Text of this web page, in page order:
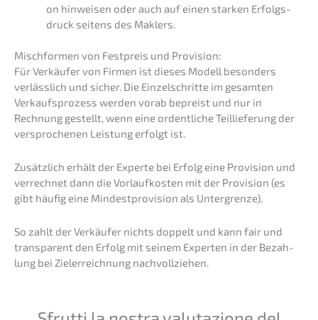
on hinwei­sen oder auch auf einen starken Erfolgs­
druck seitens des Maklers.
Misch­for­men von Festpreis und Provision:
Für Verkäu­fer von Firmen ist dieses Modell beson­ders
verläss­lich und sicher. Die Einzel­schrit­te im gesam­ten
Verkaufs­pro­zess werden vorab bepreist und nur in
Rechnung gestellt, wenn eine ordent­li­che Teillie­fe­rung der
verspro­che­nen Leistung erfolgt ist.
Zusätz­lich erhält der Exper­te bei Erfolg eine Provi­si­on und
verrech­net dann die Vorlauf­kos­ten mit der Provi­si­on (es
gibt häufig eine Mindest­pro­vi­si­on als Untergrenze).
So zahlt der Verkäu­fer nichts doppelt und kann fair und
trans­pa­rent den Erfolg mit seinem Exper­ten in der Bezah­
lung bei Zieler­reich­nung nachvollziehen.